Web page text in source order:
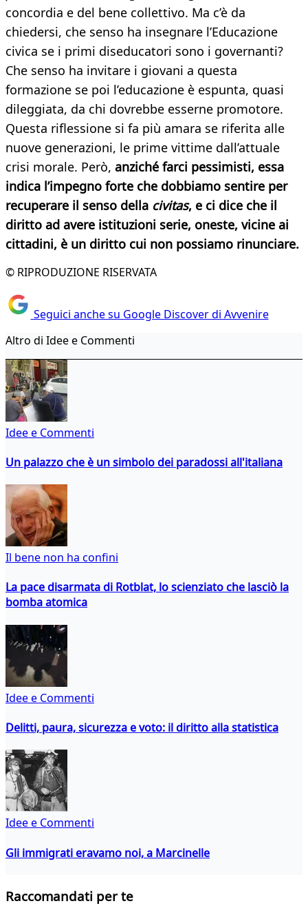
concordia e del bene collettivo. Ma c’è da
chiedersi, che senso ha insegnare l’Educazione
civica se i primi diseducatori sono i governanti?
Che senso ha invitare i giovani a questa
formazione se poi l’educazione è espunta, quasi
dileggiata, da chi dovrebbe esserne promotore.
Questa riflessione si fa più amara se riferita alle
nuove generazioni, le prime vittime dall’attuale
crisi morale. Però, anziché farci pessimisti, essa
indica l’impegno forte che dobbiamo sentire per
recuperare il senso della civitas, e ci dice che il
diritto ad avere istituzioni serie, oneste, vicine ai
cittadini, è un diritto cui non possiamo rinunciare.
© RIPRODUZIONE RISERVATA
Seguici anche su Google Discover di Avvenire
Altro di Idee e Commenti
Idee e Commenti
Un palazzo che è un simbolo dei paradossi all'italiana
Il bene non ha confini
La pace disarmata di Rotblat, lo scienziato che lasciò la
bomba atomica
Idee e Commenti
Delitti, paura, sicurezza e voto: il diritto alla statistica
Idee e Commenti
Gli immigrati eravamo noi, a Marcinelle
Raccomandati per te